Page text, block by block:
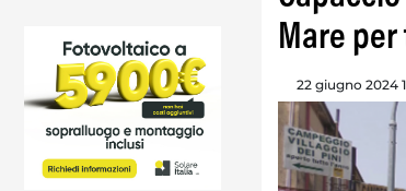
Mare
22 giugno 2024